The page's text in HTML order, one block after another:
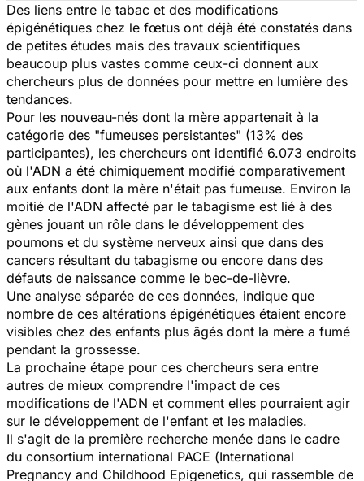
Des liens entre le tabac et des modifications
épigénétiques chez le fœtus ont déjà été constatés dans
de petites études mais des travaux scientifiques
beaucoup plus vastes comme ceux-ci donnent aux
chercheurs plus de données pour mettre en lumière des
tendances.
Pour les nouveau-nés dont la mère appartenait à la
catégorie des "fumeuses persistantes" (13% des
participantes), les chercheurs ont identifié 6.073 endroits
où l'ADN a été chimiquement modifié comparativement
aux enfants dont la mère n'était pas fumeuse. Environ la
moitié de l'ADN affecté par le tabagisme est lié à des
gènes jouant un rôle dans le développement des
poumons et du système nerveux ainsi que dans des
cancers résultant du tabagisme ou encore dans des
défauts de naissance comme le bec-de-lièvre.
Une analyse séparée de ces données, indique que
nombre de ces altérations épigénétiques étaient encore
visibles chez des enfants plus âgés dont la mère a fumé
pendant la grossesse.
La prochaine étape pour ces chercheurs sera entre
autres de mieux comprendre l'impact de ces
modifications de l'ADN et comment elles pourraient agir
sur le développement de l'enfant et les maladies.
Il s'agit de la première recherche menée dans le cadre
du consortium international PACE (International
Pregnancy and Childhood Epigenetics, qui rassemble de